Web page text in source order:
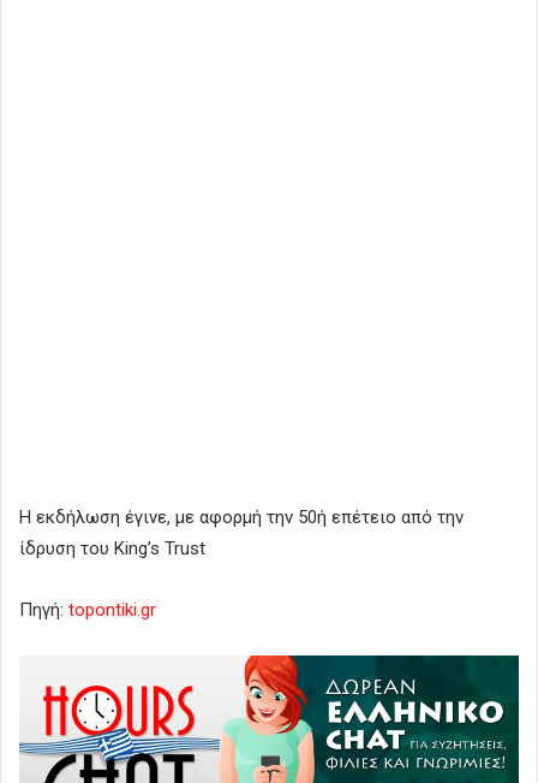
Η εκδήλωση έγινε, με αφορμή την 50ή επέτειο από την
ίδρυση του King’s Trust
Πηγή: topontiki.gr